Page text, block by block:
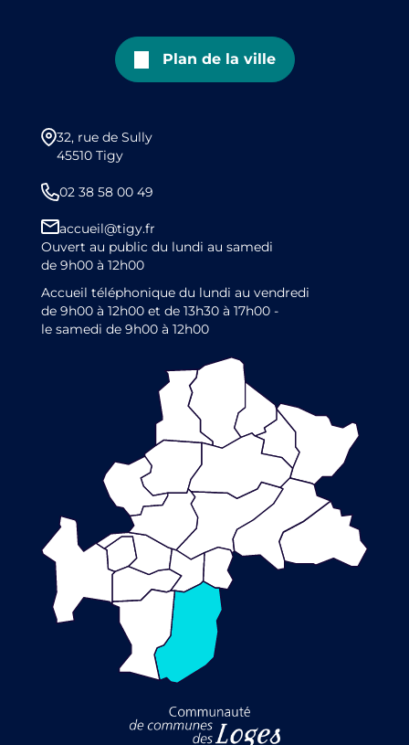
Plan de la ville
32, rue de Sully
45510 Tigy
02 38 58 00 49
accueil@tigy.fr
Ouvert au public du lundi au samedi
de 9h00 à 12h00
Accueil téléphonique du lundi au vendredi
de 9h00 à 12h00 et de 13h30 à 17h00 -
le samedi de 9h00 à 12h00